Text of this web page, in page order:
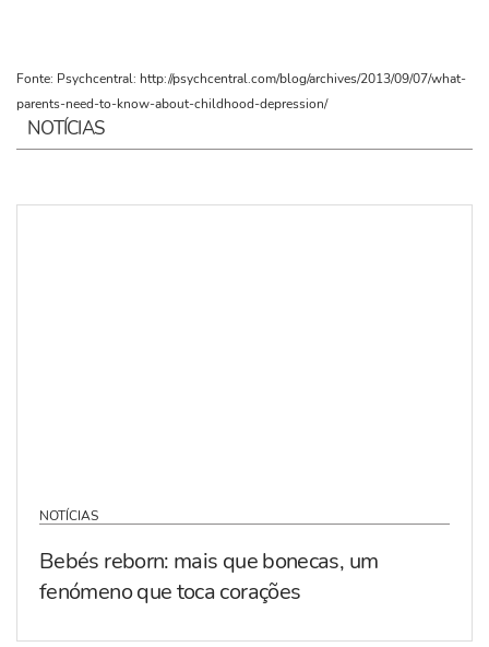
Fonte: Psychcentral: http://psychcentral.com/blog/archives/2013/09/07/what-
parents-need-to-know-about-childhood-depression/
NOTÍCIAS
NOTÍCIAS
Bebés reborn: mais que bonecas, um
fenómeno que toca corações